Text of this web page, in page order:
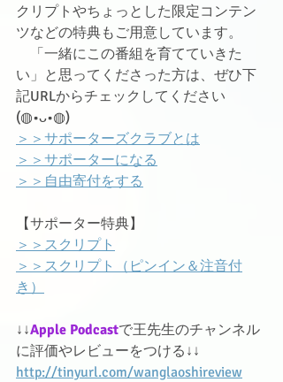
クリプトやちょっとした限定コンテン
ツなどの特典もご用意しています。
「一緒にこの番組を育てていきた
い」と思ってくださった方は、ぜひ下
記URLからチェックしてください
(◍•ᴗ•◍)ゝ
＞＞サポーターズクラブとは
＞＞サポーターになる
＞＞自由寄付をする
【サポーター特典】
＞＞スクリプト
＞＞スクリプト（ピンイン＆注音付
き）
↓↓Apple Podcastで王先生のチャンネル
に評価やレビューをつける↓↓
http://tinyurl.com/wanglaoshireview